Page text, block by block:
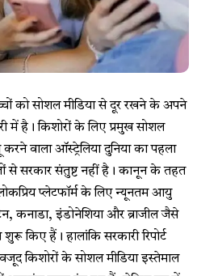
को सोशल मीडिया से दूर रखने के अपने
है। किशोरों के लिए प्रमुख सोशल
वाला ऑस्ट्रेलिया दुनिया का पहला
से सरकार संतुष्ट नहीं है। कानून के तहत
प्लेटफॉर्म के लिए न्यूनतम आयु
कनाडा, इंडोनेशिया और ब्राजील जैसे
किए हैं। हालांकि सरकारी रिपोर्ट
किशोरों के सोशल मीडिया इस्तेमाल